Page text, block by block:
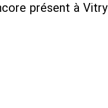
présent à